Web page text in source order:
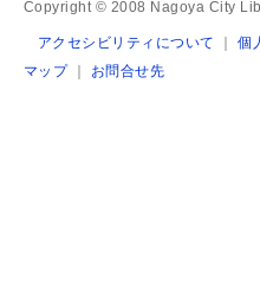
Copyright © 2008 Nagoya City
アクセシビリティについて ｜個
マップ｜ お問合せ先